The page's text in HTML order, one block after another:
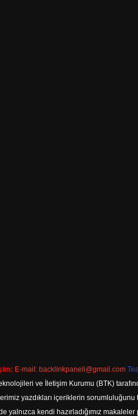
E-mail: backlinkpaneli@gmail.com
ve İletişim Kurumu (BTK)
yazdıkları içeriklerin
yalnızca kendi hazırladığımız